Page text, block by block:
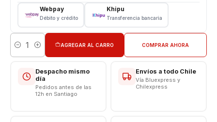
Modelo: BN54
Voltaje: 3.8 v - 18.8Wh
Límite Voltaje: 4.4v
Respaldo VENTAS ELECTRONICAS
Webpay
Débito y crédito
Khipu
Transferencia bancaria
Cantidad
AGREGAR AL CARRO COMPRAR AHORA
Despacho mismo
día
Pedidos antes de las
12h en Santiago
Envíos a todo Chile
Vía Bluexpress y
Chilexpress